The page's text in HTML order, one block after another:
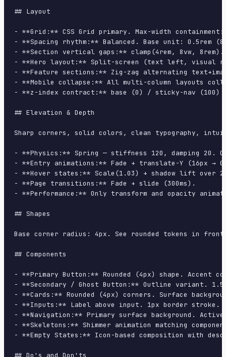
## Layout
- **Grid:** CSS Grid primary. Max-width
- **Spacing rhythm:** Balanced. Base unit: 0.5rem
- **Section vertical gaps:** clamp(4rem, 8vw, 8rem).
- **Hero layout:** Split-screen (text left, visual
- **Feature sections:** Zig-zag alternating
- **Mobile collapse:** All multi-column layouts
- **z-index contract:** base (0) / sticky-nav
## Elevation & Depth
Sharp corners, solid colors, clean typography,
- **Physics:** Spring — stiffness 120, damping 20.
- **Entry animations:** Fade + translate-Y (16px →
- **Hover states:** Scale(1.03) + shadow lift over
- **Page transitions:** Fade + slide (300ms).
- **Performance:** Only transform and opacity
## Shapes
Base corner radius: 4px. See rounded tokens in
## Components
- **Primary Button:** Rounded (4px) shape.
- **Secondary / Ghost Button:** Outline variant.
- **Cards:** Rounded (4px) corners. Surface
- **Inputs:** Label above input. 1px border
- **Navigation:** Primary surface background.
- **Skeletons:** Shimmer animation matching
- **Empty States:** Icon-based composition with
## Do's and Don'ts